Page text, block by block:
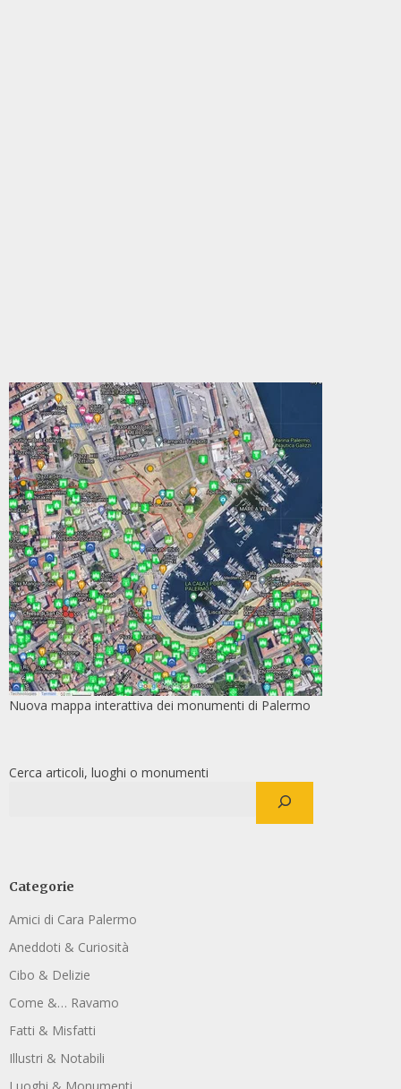
Nuova mappa interattiva dei monumenti di Palermo
Cerca articoli, luoghi o monumenti
Categorie
Amici di Cara Palermo
Aneddoti & Curiosità
Cibo & Delizie
Come &… Ravamo
Fatti & Misfatti
Illustri & Notabili
Luoghi & Monumenti